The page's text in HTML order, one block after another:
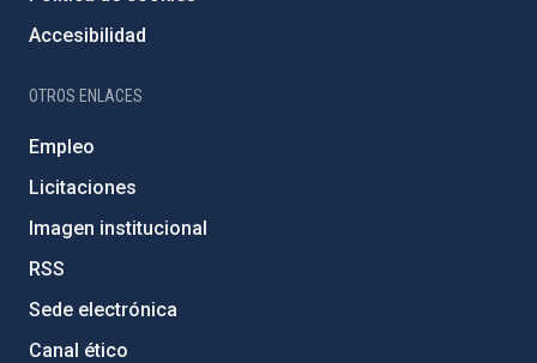
Accesibilidad
OTROS ENLACES
Empleo
Licitaciones
Imagen institucional
RSS
Sede electrónica
Canal ético